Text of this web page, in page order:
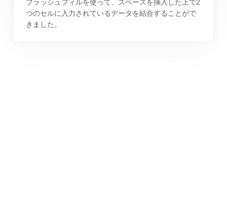
フラッシュフィルを使って、スペースを挿入した上で2
つのセルに入力されているデータを結合することがで
きました。